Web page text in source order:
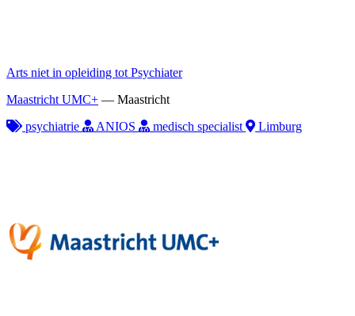
Arts niet in opleiding tot Psychiater
Maastricht UMC+ — Maastricht
psychiatrie
ANIOS medisch specialist Limburg